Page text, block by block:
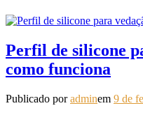
Perfil de silicone
como funciona
Publicado poradminem 9 de